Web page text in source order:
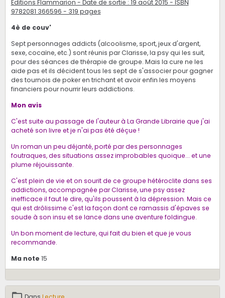
Editions Flammarion - Date de sortie : 19 août 2015 - ISBN
9782081 366596 - 319 pages
4è de couv'
Sept personnages addicts (alcoolisme, sport, jeux d'argent,
sexe, cocaïne, etc.) sont réunis par Clarisse, la psy qui les suit,
pour des séances de thérapie de groupe. Mais la cure ne les
aide pas et ils décident tous les sept de s'associer pour gagner
des tournois de poker en trichant et avoir enfin les moyens
financiers pour nourrir leurs addictions.
Mon avis
C'est suite au passage de l'auteur à La Grande Librairie que j'ai
acheté son livre et je n'ai pas été déçue !
Un roman un peu déjanté, porté par des personnages
foutraques, des situations assez improbables quoique... et une
plume réjouissante.
C'est plein de vie et on sourit de ce groupe hétéroclite dans ses
addictions, accompagnée par Clarisse, une psy assez
inefficace il faut le dire, qu'ils poussent à la dépression. Mais ce
qui est drôlissime c'est la façon dont ce ramassis d'épaves se
soude à son insu et se lance dans une aventure foldingue.
Un bon moment de lecture, qui fait du bien et que je vous
recommande.
Ma note 15